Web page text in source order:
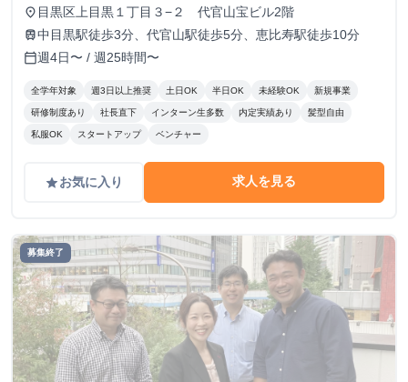
て昇給します。 【月給制】 尚、フルコミットできる方は月
給制もご用意しております。 月給: 230,000円〜 ※毎月行う
評価面談により毎月昇給の可能性あり ※年間の昇給平均額
80,000円 <モデル月収> 260,000円 /入社6ヶ月 330,000
円 /入社1年 400,000円 /入社1年半 500,000円 /入社2年
place 目黒区上目黒１丁目３−２ 代官山宝ビル2階
train中目黒駅徒歩3分、代官山駅徒歩5分、恵比寿駅徒歩10分
calendar_today週4日〜 / 週25時間〜
全学年対象 週3日以上推奨 土日OK 半日OK 未経験OK 新規事業
研修制度あり 社長直下 インターン生多数 内定実績あり 髪型自由
私服OK スタートアップ ベンチャー
gradeお気に入り 求人を見る
募集終了